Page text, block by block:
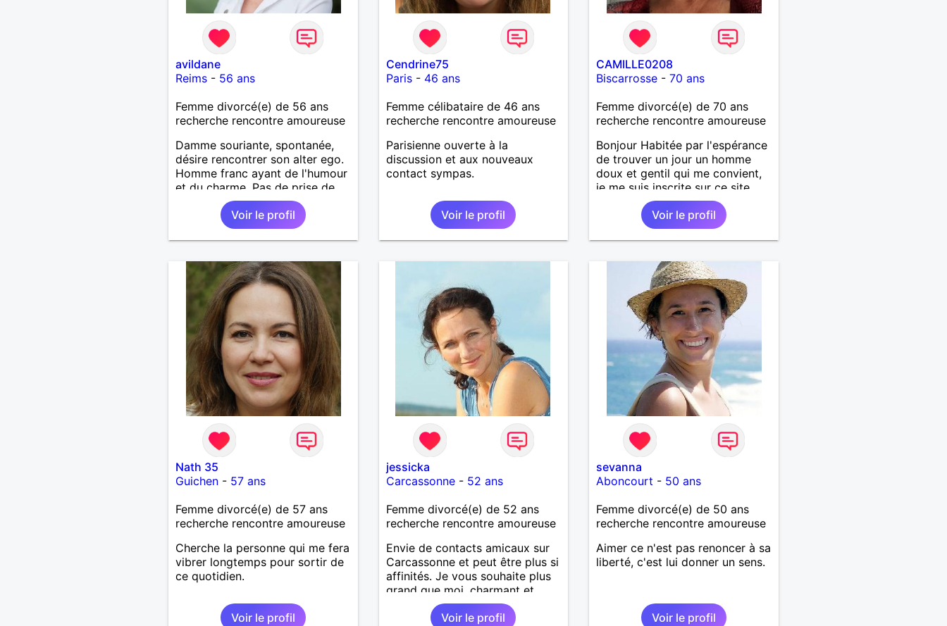
avildane
Reims- 56 ans
Femme divorcé(e) de 56 ans
recherche rencontre amoureuse
Damme souriante, spontanée,
désire rencontrer son alter ego.
Homme franc ayant de l'humour
et du charme. Pas de prise de
tête, que du bonheur. Si vous
vous reconnaissez, faites-moi
un petit signe.
Voir le profil
Cendrine75
Paris- 46 ans
Femme célibataire de 46 ans
recherche rencontre amoureuse
Parisienne ouverte à la
discussion et aux nouveaux
contact sympas.
Voir le profil
CAMILLE0208
Biscarrosse -70 ans
Femme divorcé(e) de 70 ans
recherche rencontre amoureuse
Bonjour Habitée par l'espérance
de trouver un jour un homme
doux et gentil qui me convient,
je me suis inscrite sur ce site.
J'espère ne pas y rester trop
longtemps. Je suis une femme
très dynamique, droite, franche,
généreuse, très sensible, câline,
avec musique, le cinéma, les
promenades, la mer, la plage, et
les jolies choses en général.
Voir le profil
Nath 35
Guichen- 57 ans
Femme divorcé(e) de 57 ans
recherche rencontre amoureuse
Cherche la personne qui me fera
vibrer longtemps pour sortir de
ce quotidien.
Voir le profil
jessicka
Carcassonne- 52 ans
Femme divorcé(e) de 52 ans
recherche rencontre amoureuse
Envie de contacts amicaux sur
Carcassonne et peut être plus si
affinités. Je vous souhaite plus
grand que moi, charmant et
surtout très aimant. Voila pour
l'essentiel. Voir le profil
sevanna
Aboncourt - 50 ans
Femme divorcé(e) de 50 ans
recherche rencontre amoureuse
Aimer ce n'est pas renoncer à sa
liberté, c'est lui donner un sens.
Voir le profil